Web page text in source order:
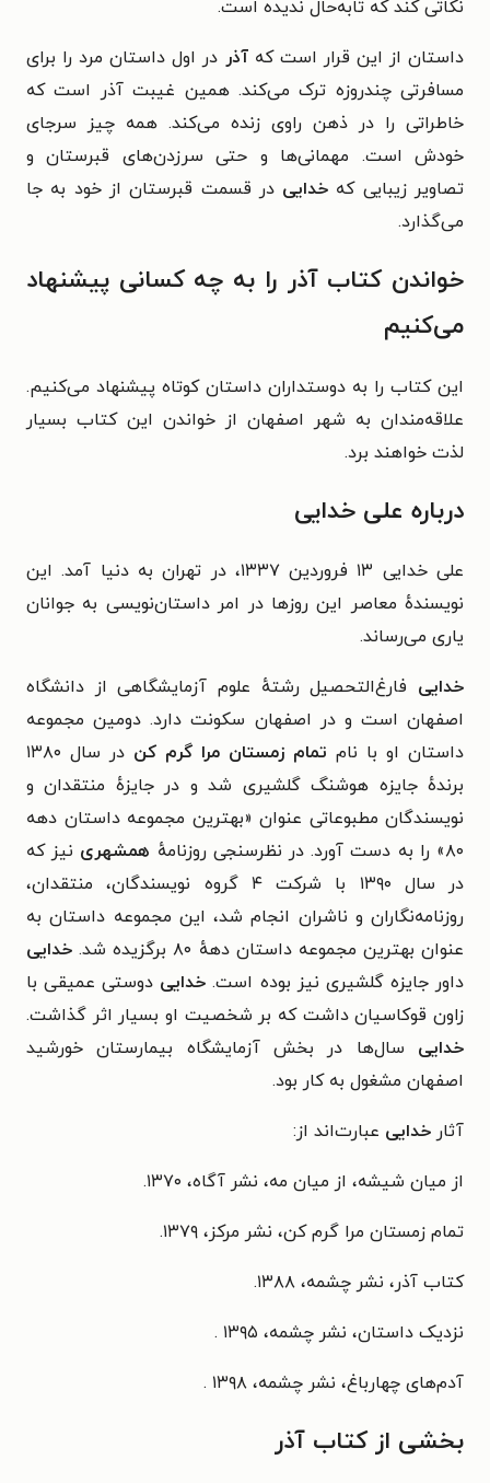
نکاتی کند که تابه‌حال ندیده است.
داستان از این قرار است کهآذر در اول داستان مرد را برای
مسافرتی چندروزه ترک می‌کند. همین غیبت آذر است که
خاطراتی را در ذهن راوی زنده می‌کند. همه چیز سرجای
خودش است. مهمانی‌ها و حتی سرزدن‌های قبرستان و
تصاویر زیبایی که خدایی در قسمت قبرستان از خود به جا
می‌گذارد.
خواندن کتاب آذر را به چه کسانی پیشنهاد
می‌کنیم
این کتاب را به دوستداران داستان کوتاه پیشنهاد می‌کنیم.
علاقه‌مندان به شهر اصفهان از خواندن این کتاب بسیار
لذت خواهند برد.
درباره علی خدایی
علی خدایی ۱۳ فروردین ۱۳۳۷، در تهران به دنیا آمد. این
نویسندهٔ معاصر این روزها در امر داستان‌نویسی به جوانان
یاری می‌رساند.
خدایی فارغ‌التحصیل رشتهٔ علوم آزمایشگاهی از دانشگاه
اصفهان است و در اصفهان سکونت دارد. دومین مجموعه
داستان او با نام تمام زمستان مرا گرم کن
در سال ۱۳۸۰
برندهٔ جایزه هوشنگ گلشیری شد و در جایزهٔ منتقدان و
نویسندگان مطبوعاتی عنوان «بهترین مجموعه داستان دهه
۸۰» را به دست آورد. در نظرسنجی روزنامهٔ
همشهری نیز که
در سال ۱۳۹۰ با شرکت ۴ گروه نویسندگان، منتقدان،
روزنامه‌نگاران و ناشران انجام شد، این مجموعه داستان به
عنوان بهترین مجموعه داستان دههٔ ۸۰ برگزیده شد.
خدایی
داور جایزه گلشیری نیز بوده‌ است. خدایی دوستی عمیقی با
زاون قوکاسیان داشت که بر شخصیت او بسیار اثر گذاشت.
خدایی سال‌ها در بخش آزمایشگاه بیمارستان خورشید
اصفهان مشغول به کار بود.
آثار خدایی عبارت‌اند از:
از میان شیشه، از میان مه، نشر آگاه، ۱۳۷۰.
تمام زمستان مرا گرم کن، نشر مرکز، ۱۳۷۹.
کتاب آذر، نشر چشمه، ۱۳۸۸.
نزدیک داستان، نشر چشمه، ۱۳۹۵ .
آدم‌های چهارباغ، نشر چشمه، ۱۳۹۸ .
بخشی از کتاب آذر